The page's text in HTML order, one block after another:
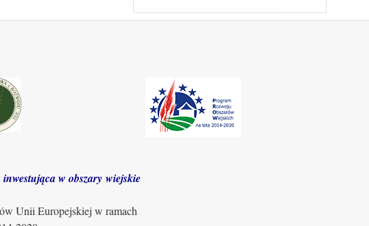
w obszary wiejskie
Unii Europejskiej w ramach